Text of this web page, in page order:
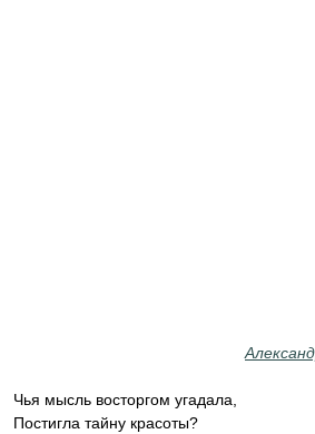
Чья мысль восторгом угадала,
Постигла тайну красоты?